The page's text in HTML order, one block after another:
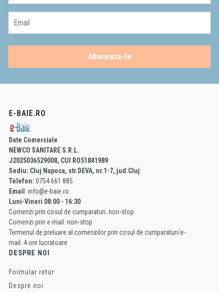
Email
Aboneaza-te
E-BAIE.RO
Date Comerciale
NEWCO SANITARE S.R.L.
J2025036529008, CUI RO51841989
Sediu: Cluj Napoca, str.DEVA, nr.1-7, jud.Cluj
Telefon: 0754 661 885
Email : info@e-baie.ro
Luni-Vineri 08:00 - 16:30
Comenzi prin cosul de cumparaturi: non-stop
Comenzi prin e-mail: non-stop
Termenul de preluare al comenzilor prin cosul de cumparaturi/e-
mail: 4 ore lucratoare
DESPRE NOI
Formular retur
Despre noi